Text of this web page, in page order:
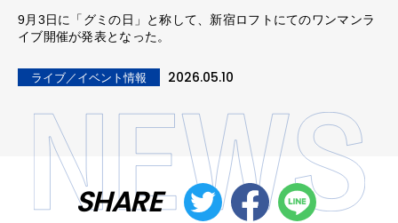
9月3日に「グミの日」と称して、新宿ロフトにてのワンマンラ
イブ開催が発表となった。
ライブ／イベント情報 2026.05.10
SHARE